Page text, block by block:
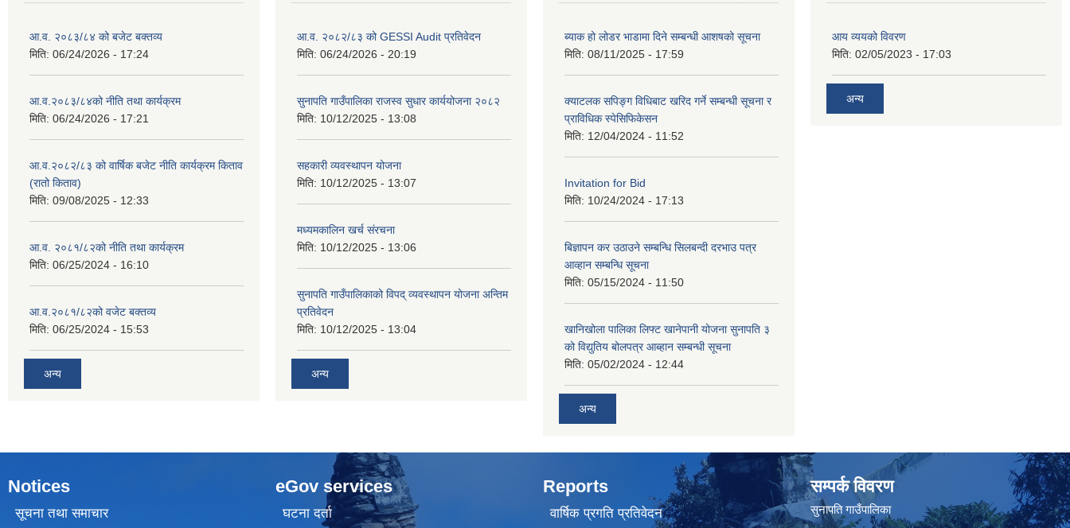
आ.व. २०८३/८४ को बजेट बक्तव्य
मिति: 06/24/2026 - 17:24
आ.व.२०८३/८४को नीति तथा कार्यक्रम
मिति: 06/24/2026 - 17:21
आ.व.२०८२/८३ को वार्षिक बजेट नीति कार्यक्रम किताव
(रातो किताव)
मिति: 09/08/2025 - 12:33
आ.व. २०८१/८२को नीति तथा कार्यक्रम
मिति: 06/25/2024 - 16:10
आ.व.२०८१/८२को वजेट बक्तव्य
मिति: 06/25/2024 - 15:53
अन्य
आ.व. २०८२/८३ को GESSI Audit प्रतिवेदन
मिति: 06/24/2026 - 20:19
सुनापति गाउँपालिका राजस्व सुधार कार्ययोजना २०८२
मिति: 10/12/2025 - 13:08
सहकारी व्यवस्थापन योजना
मिति: 10/12/2025 - 13:07
मध्यमकालिन खर्च संरचना
मिति: 10/12/2025 - 13:06
सुनापति गाउँपालिकाको विपद् व्यवस्थापन योजना अन्तिम
प्रतिवेदन
मिति: 10/12/2025 - 13:04
अन्य
ब्याक हो लोडर भाडामा दिने सम्बन्धी आशषको सूचना
मिति: 08/11/2025 - 17:59
क्याटलक सपिङ्ग विधिबाट खरिद गर्ने सम्बन्धी सूचना र
प्राविधिक स्पेसिफिकेसन
मिति: 12/04/2024 - 11:52
Invitation for Bid
मिति: 10/24/2024 - 17:13
बिज्ञापन कर उठाउने सम्बन्धि सिलबन्दी दरभाउ पत्र
आव्हान सम्बन्धि सूचना
मिति: 05/15/2024 - 11:50
खानिखोला पालिका लिफ्ट खानेपानी योजना सुनापति ३
को विद्युतिय बोलपत्र आब्हान सम्बन्धी सूचना
मिति: 05/02/2024 - 12:44
अन्य
आय व्ययको विवरण
मिति: 02/05/2023 - 17:03
अन्य
Notices
सूचना तथा समाचार
eGov services
घटना दर्ता
Reports
वार्षिक प्रगति प्रतिवेदन
सम्पर्क विवरण
सुनापति गाउँपालिका